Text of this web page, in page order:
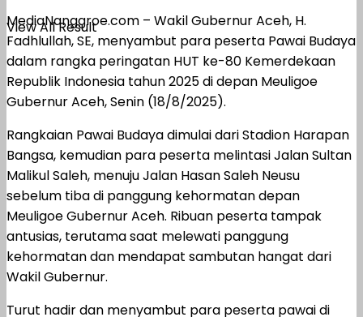
View All Result
MediaNanggroe.com – Wakil Gubernur Aceh, H.
Fadhlullah, SE, menyambut para peserta Pawai Budaya
dalam rangka peringatan HUT ke-80 Kemerdekaan
Republik Indonesia tahun 2025 di depan Meuligoe
Gubernur Aceh, Senin (18/8/2025).
Rangkaian Pawai Budaya dimulai dari Stadion Harapan
Bangsa, kemudian para peserta melintasi Jalan Sultan
Malikul Saleh, menuju Jalan Hasan Saleh Neusu
sebelum tiba di panggung kehormatan depan
Meuligoe Gubernur Aceh. Ribuan peserta tampak
antusias, terutama saat melewati panggung
kehormatan dan mendapat sambutan hangat dari
Wakil Gubernur.
Turut hadir dan menyambut para peserta pawai di